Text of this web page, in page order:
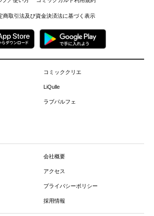
商取引法及び資金決済法に基づく表示
コミッククリエ
LiQulle
ラブパルフェ
会社概要
アクセス
プライバシーポリシー
採用情報